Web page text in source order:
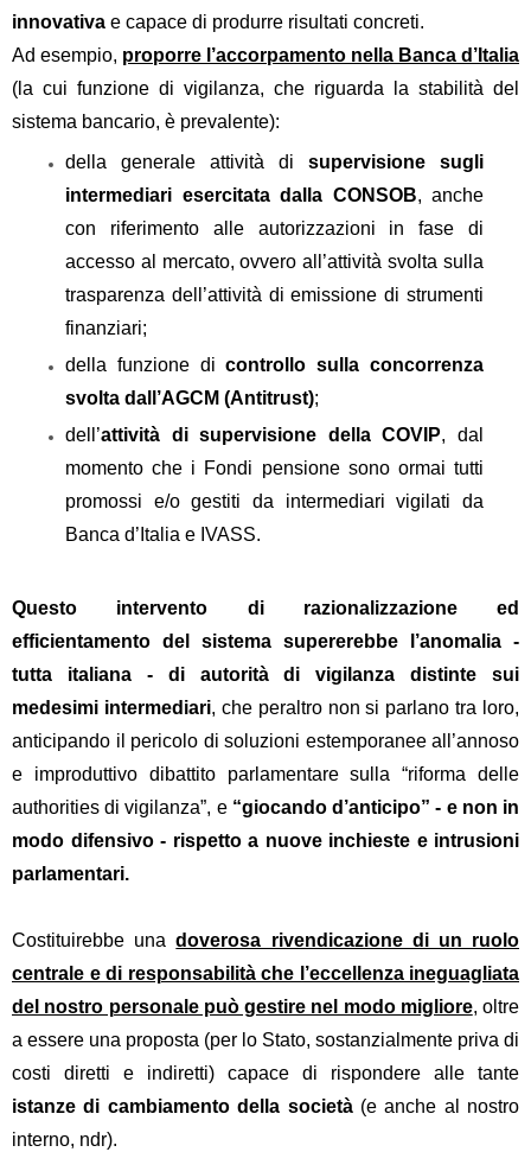
innovativa e capace di produrre risultati concreti.
Ad esempio, proporre l’accorpamento nella Banca d’Italia
(la cui funzione di vigilanza, che riguarda la stabilità del
sistema bancario, è prevalente):
della generale attività di supervisione sugli
intermediari esercitata dalla CONSOB, anche
con riferimento alle autorizzazioni in fase di
accesso al mercato, ovvero all’attività svolta sulla
trasparenza dell’attività di emissione di strumenti
finanziari;
della funzione dicontrollo sulla concorrenza
svolta dall’AGCM (Antitrust);
dell’attività di supervisione della COVIP, dal
momento che i Fondi pensione sono ormai tutti
promossi e/o gestiti da intermediari vigilati da
Banca d’Italia e IVASS.
Questo intervento di razionalizzazione ed
efficientamento del sistema supererebbe l’anomalia -
tutta italiana - di autorità di vigilanza distinte sui
medesimi intermediari, che peraltro non si parlano tra loro,
anticipando il pericolo di soluzioni estemporanee all’annoso
e improduttivo dibattito parlamentare sulla “riforma delle
authorities di vigilanza”, e “giocando d’anticipo” - e non in
modo difensivo - rispetto a nuove inchieste e intrusioni
parlamentari.
Costituirebbe unadoverosa rivendicazione di un ruolo
centrale e di responsabilità che l’eccellenza ineguagliata
del nostro personale può gestire nel modo migliore, oltre
a essere una proposta (per lo Stato, sostanzialmente priva di
costi diretti e indiretti) capace di rispondere alle tante
istanze di cambiamento della società(e anche al nostro
interno, ndr).